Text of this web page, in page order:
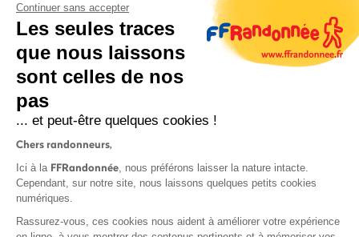
Protection des données
Continuer sans accepter
Les seules traces
que nous laissons
sont celles de nos
pas
... et peut-être quelques cookies !
Chers randonneurs,
Ici à la FFRandonnée, nous préférons laisser la nature intacte.
Cependant, sur notre site, nous laissons quelques petits cookies
numériques.
Rassurez-vous, ces cookies nous aident à améliorer votre expérience